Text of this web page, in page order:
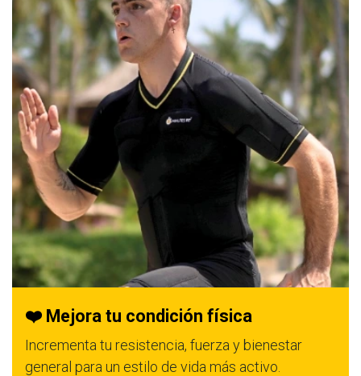
❤️ Mejora tu condición física
Incrementa tu resistencia, fuerza y bienestar
general para un estilo de vida más activo.